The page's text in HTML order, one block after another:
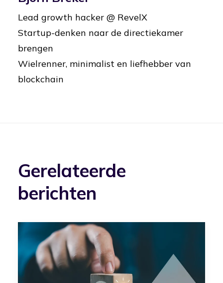
Lead growth hacker @ RevelX
Startup-denken naar de directiekamer
brengen
Wielrenner, minimalist en liefhebber van
blockchain
Gerelateerde
berichten